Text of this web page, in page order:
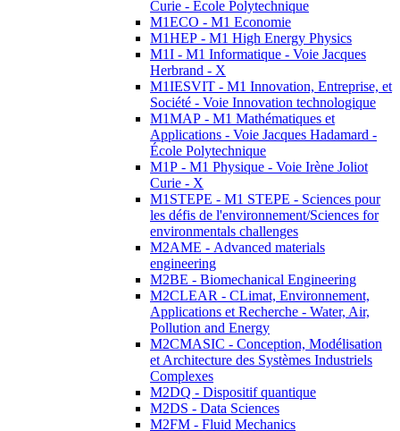
Curie - Ecole Polytechnique
M1ECO - M1 Economie
M1HEP - M1 High Energy Physics
M1I - M1 Informatique - Voie Jacques
Herbrand - X
M1IESVIT - M1 Innovation, Entreprise, et
Société - Voie Innovation technologique
M1MAP - M1 Mathématiques et
Applications - Voie Jacques Hadamard -
École Polytechnique
M1P - M1 Physique - Voie Irène Joliot
Curie - X
M1STEPE - M1 STEPE - Sciences pour
les défis de l'environnement/Sciences for
environmentals challenges
M2AME - Advanced materials
engineering
M2BE - Biomechanical Engineering
M2CLEAR - CLimat, Environnement,
Applications et Recherche - Water, Air,
Pollution and Energy
M2CMASIC - Conception, Modélisation
et Architecture des Systèmes Industriels
Complexes
M2DQ - Dispositif quantique
M2DS - Data Sciences
M2FM - Fluid Mechanics